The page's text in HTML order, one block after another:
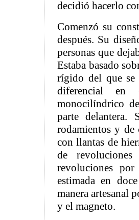
decidió hacerlo
Comenzó su
después. Su
personas que
Estaba basado
rígido del que se
diferencial
monocilíndrico
parte delantera.
rodamientos y de
con llantas de
de
revoluciones
estimada en
manera artesanal
y el magneto.